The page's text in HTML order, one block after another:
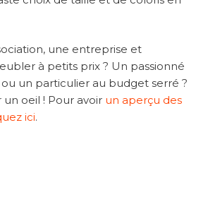
une entreprise et
à petits prix ? Un passionné
un particulier au budget serré ?
oeil ! Pour avoir un aperçu des
ici.